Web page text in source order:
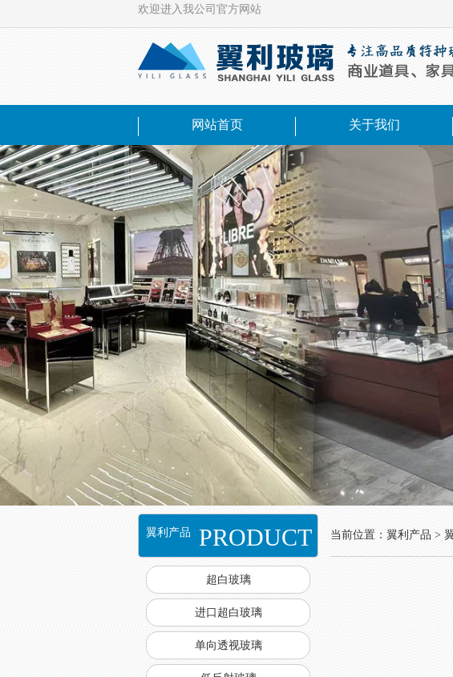
欢迎进入我公司官方网站
网站首页 关于我们
翼利产品 PRODUCT
超白玻璃
进口超白玻璃
单向透视玻璃
当前位置：翼利产品 >